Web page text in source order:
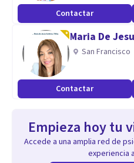
Contactar
Maria De
San Francisco
Contactar
Empieza hoy tu
Accede a una amplia red de
experiencia